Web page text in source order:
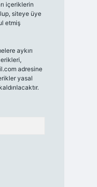
içeriklerin
siteye üye
etmiş
aykırı
adresine
yasal